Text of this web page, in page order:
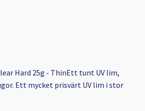
Hard 25g - ThinEtt tunt UV lim,
Ett mycket prisvärt UV lim i stor